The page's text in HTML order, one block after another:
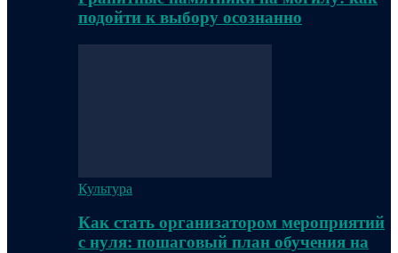
подойти к выбору осознанно
Культура
Как стать организатором мероприятий
с нуля: пошаговый план обучения на